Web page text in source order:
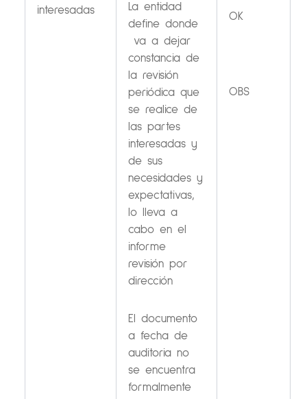
interesadas
La entidad
define donde
va a dejar
constancia de
la revisión
periódica que
se realice de
las partes
interesadas y
de sus
necesidades y
expectativas,
lo lleva a
cabo en el
informe
revisión por
dirección
El documento
a fecha de
auditoria no
se encuentra
formalmente
OK
OBS